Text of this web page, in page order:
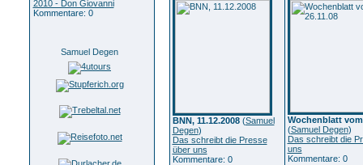
2010 - Don Giovanni
Kommentare: 0
Samuel Degen
BNN, 11.12.2008(Samuel
Degen)
Das schreibt die Presse
über uns
Kommentare: 0
Wochenblatt vom
(Samuel Degen)
Das schreibt die
uns
Kommentare: 0